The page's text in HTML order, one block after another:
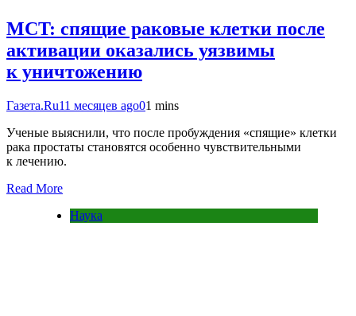
MCT: спящие раковые клетки после
активации оказались уязвимы
к уничтожению
Газета.Ru11 месяцев ago01 mins
Ученые выяснили, что после пробуждения «спящие» клетки
рака простаты становятся особенно чувствительными
к лечению.
Read More
Наука